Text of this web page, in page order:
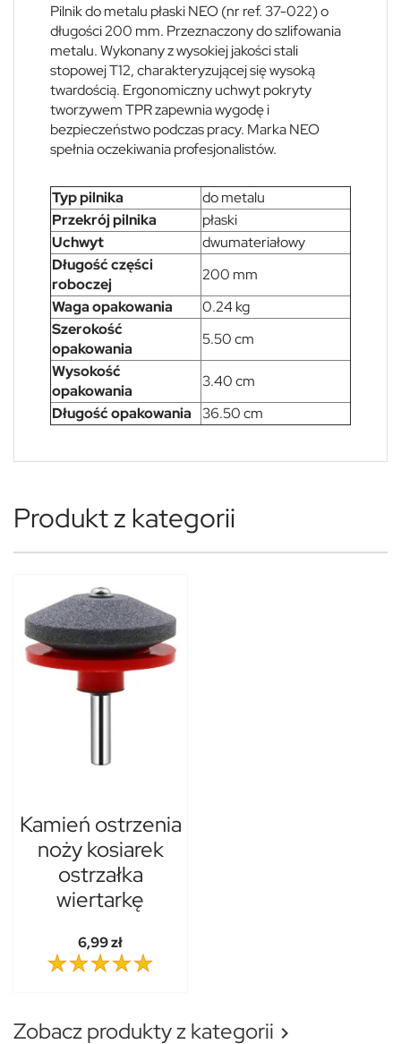
Pilnik do metalu płaski NEO (nr ref. 37-022) o
długości 200 mm. Przeznaczony do szlifowania
metalu. Wykonany z wysokiej jakości stali
stopowej T12, charakteryzującej się wysoką
twardością. Ergonomiczny uchwyt pokryty
tworzywem TPR zapewnia wygodę i
bezpieczeństwo podczas pracy. Marka NEO
spełnia oczekiwania profesjonalistów.
Typ pilnika
do metalu
Przekrój pilnika
płaski
Uchwyt
dwumateriałowy
Długość części
roboczej
200 mm
Waga opakowania
0.24 kg
Szerokość
opakowania
5.50 cm
Wysokość
opakowania
3.40 cm
Długość opakowania
36.50 cm
Produkt z kategorii
Kamień ostrzenia
noży kosiarek
ostrzałka
wiertarkę
6,99 zł
Zobacz produkty z kategorii 